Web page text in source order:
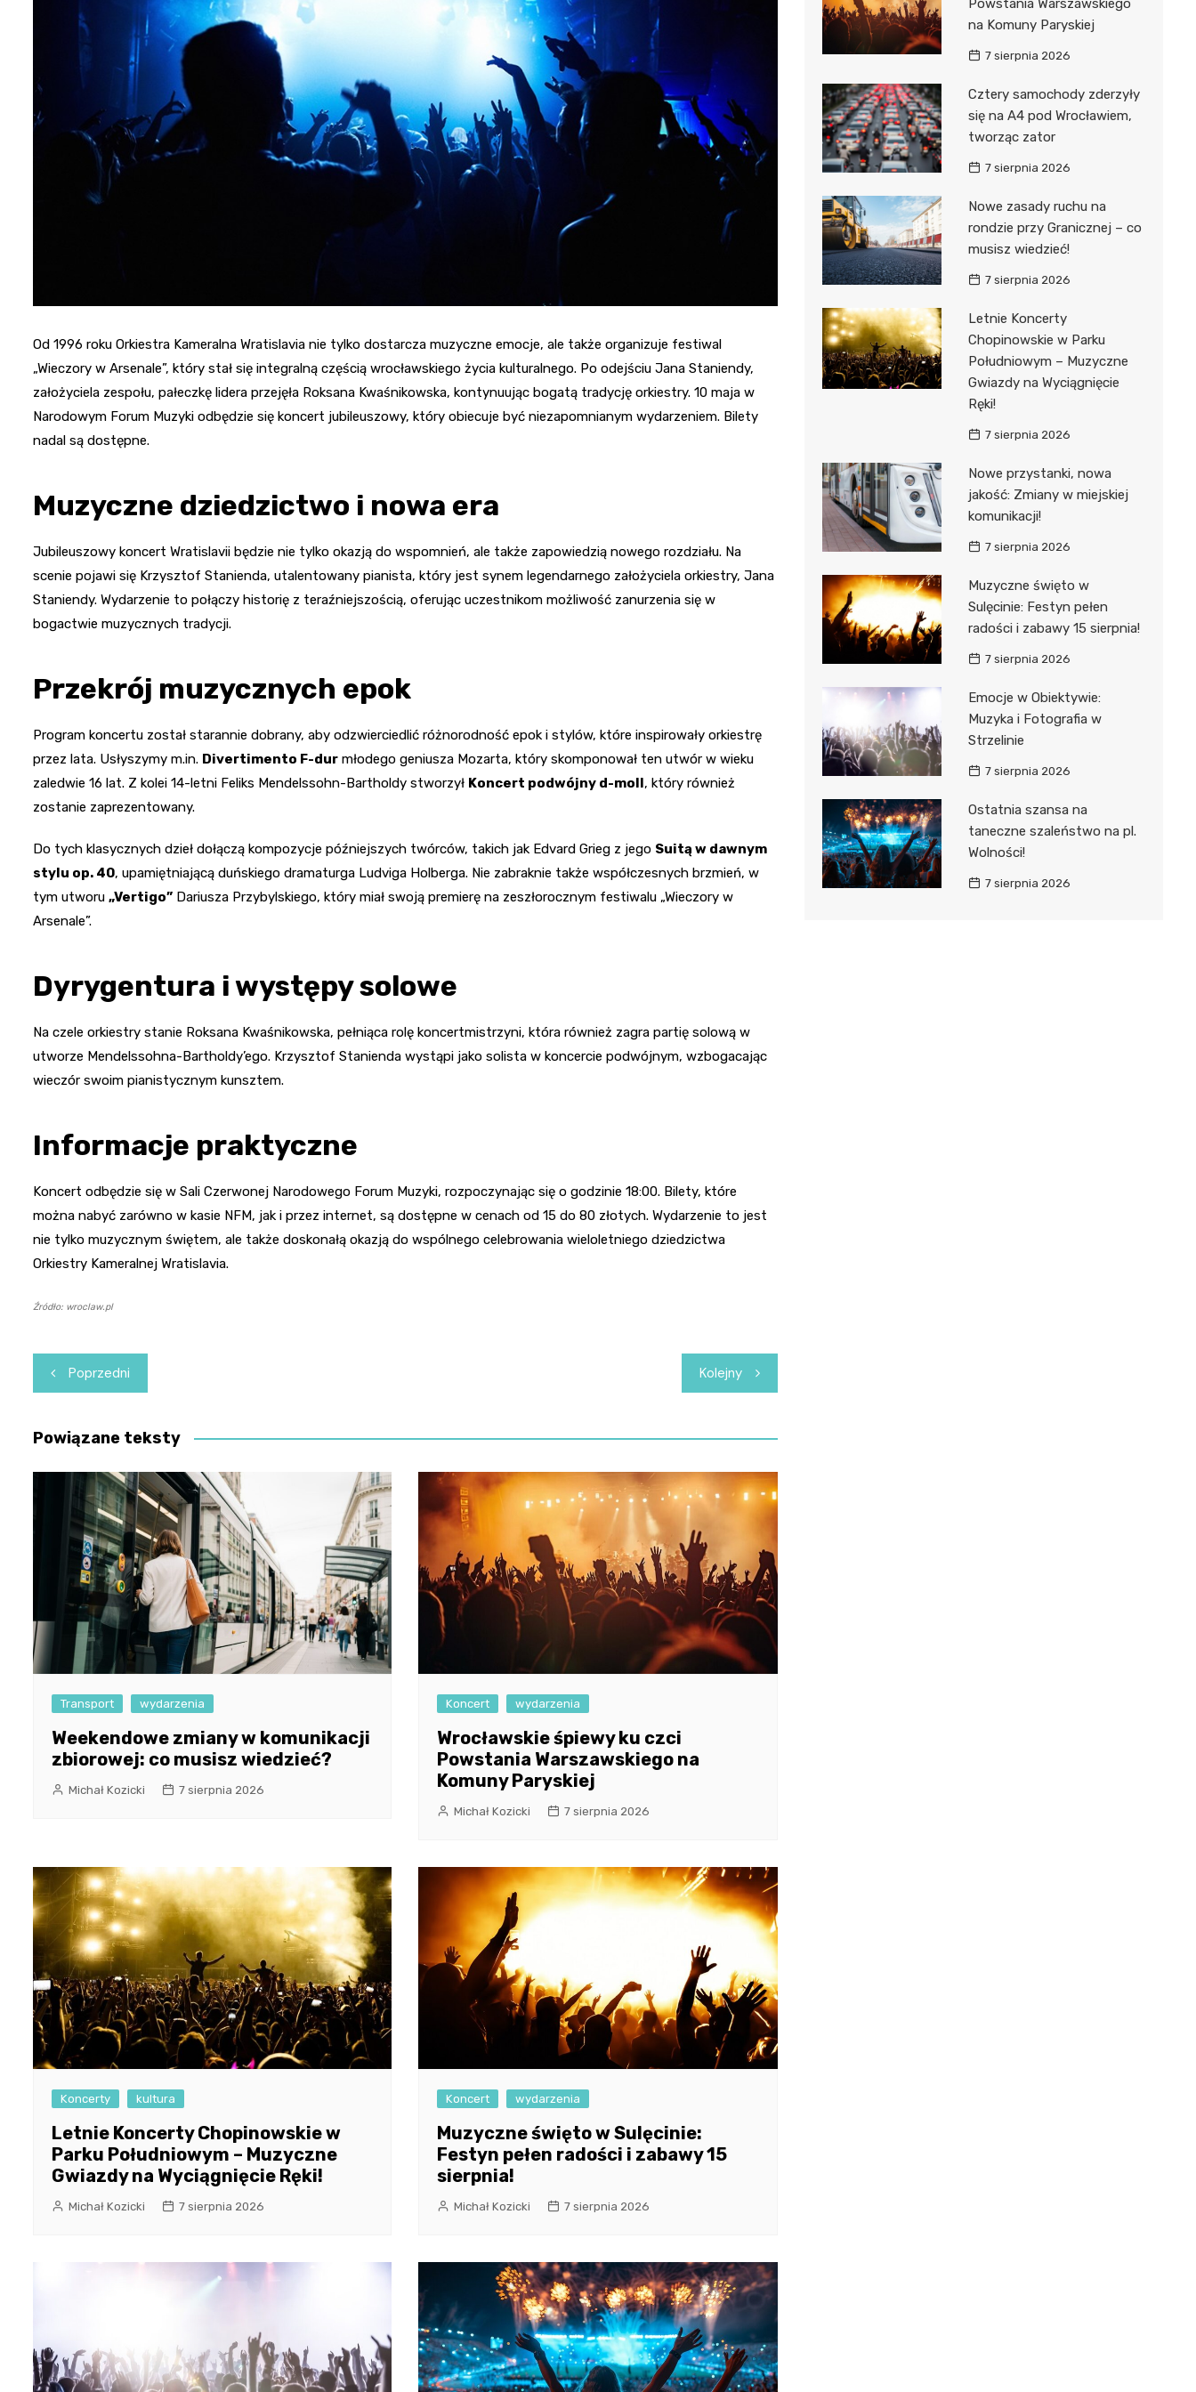
Fryzjer
Kino
Poczta
Od 1996 roku Orkiestra Kameralna Wratislavia nie tylko dostarcza muzyczne emocje, ale także organizuje festiwal
„Wieczory w Arsenale”, który stał się integralną częścią wrocławskiego życia kulturalnego. Po odejściu Jana Staniendy,
założyciela zespołu, pałeczkę lidera przejęła Roksana Kwaśnikowska, kontynuując bogatą tradycję orkiestry. 10 maja w
Narodowym Forum Muzyki odbędzie się koncert jubileuszowy, który obiecuje być niezapomnianym wydarzeniem. Bilety
nadal są dostępne.
Muzyczne dziedzictwo i nowa era
Jubileuszowy koncert Wratislavii będzie nie tylko okazją do wspomnień, ale także zapowiedzią nowego rozdziału. Na
scenie pojawi się Krzysztof Stanienda, utalentowany pianista, który jest synem legendarnego założyciela orkiestry, Jana
Staniendy. Wydarzenie to połączy historię z teraźniejszością, oferując uczestnikom możliwość zanurzenia się w
bogactwie muzycznych tradycji.
Przekrój muzycznych epok
Program koncertu został starannie dobrany, aby odzwierciedlić różnorodność epok i stylów, które inspirowały orkiestrę
przez lata. Usłyszymy m.in. Divertimento F-dur młodego geniusza Mozarta, który skomponował ten utwór w wieku
zaledwie 16 lat. Z kolei 14-letni Feliks Mendelssohn-Bartholdy stworzył Koncert podwójny d-moll, który również
zostanie zaprezentowany.
Do tych klasycznych dzieł dołączą kompozycje późniejszych twórców, takich jak Edvard Grieg z jego Suitą w dawnym
stylu op. 40, upamiętniającą duńskiego dramaturga Ludviga Holberga. Nie zabraknie także współczesnych brzmień, w
tym utworu „Vertigo” Dariusza Przybylskiego, który miał swoją premierę na zeszłorocznym festiwalu „Wieczory w
Arsenale”.
Dyrygentura i występy solowe
Na czele orkiestry stanie Roksana Kwaśnikowska, pełniąca rolę koncertmistrzyni, która również zagra partię solową w
utworze Mendelssohna-Bartholdy’ego. Krzysztof Stanienda wystąpi jako solista w koncercie podwójnym, wzbogacając
wieczór swoim pianistycznym kunsztem.
Informacje praktyczne
Koncert odbędzie się w Sali Czerwonej Narodowego Forum Muzyki, rozpoczynając się o godzinie 18:00. Bilety, które
można nabyć zarówno w kasie NFM, jak i przez internet, są dostępne w cenach od 15 do 80 złotych. Wydarzenie to jest
nie tylko muzycznym świętem, ale także doskonałą okazją do wspólnego celebrowania wieloletniego dziedzictwa
Orkiestry Kameralnej Wratislavia.
Źródło: wroclaw.pl
Nawigacja
wpisu
Poprzedni Kolejny
Powiązane teksty
Transport wydarzenia
Weekendowe zmiany w komunikacji
zbiorowej: co musisz wiedzieć?
Michał Kozicki 7 sierpnia 2026
Koncert wydarzenia
Wrocławskie śpiewy ku czci
Powstania Warszawskiego na
Komuny Paryskiej
Michał Kozicki 7 sierpnia 2026
Koncerty kultura
Letnie Koncerty Chopinowskie w
Parku Południowym – Muzyczne
Gwiazdy na Wyciągnięcie Ręki!
Michał Kozicki 7 sierpnia 2026
Koncert wydarzenia
Muzyczne święto w Sulęcinie:
Festyn pełen radości i zabawy 15
sierpnia!
Michał Kozicki 7 sierpnia 2026
Powstania Warszawskiego
na Komuny Paryskiej
7 sierpnia 2026
Cztery samochody zderzyły
się na A4 pod Wrocławiem,
tworząc zator
7 sierpnia 2026
Nowe zasady ruchu na
rondzie przy Granicznej – co
musisz wiedzieć!
7 sierpnia 2026
Letnie Koncerty
Chopinowskie w Parku
Południowym – Muzyczne
Gwiazdy na Wyciągnięcie
Ręki!
7 sierpnia 2026
Nowe przystanki, nowa
jakość: Zmiany w miejskiej
komunikacji!
7 sierpnia 2026
Muzyczne święto w
Sulęcinie: Festyn pełen
radości i zabawy 15 sierpnia!
7 sierpnia 2026
Emocje w Obiektywie:
Muzyka i Fotografia w
Strzelinie
7 sierpnia 2026
Ostatnia szansa na
taneczne szaleństwo na pl.
Wolności!
7 sierpnia 2026